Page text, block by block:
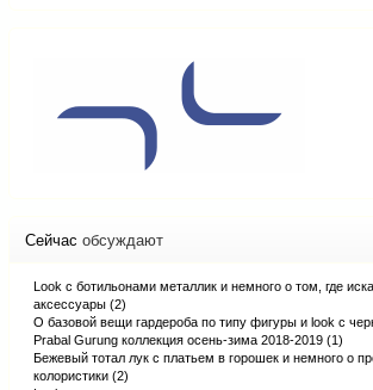
Сейчас обсуждают
Look с ботильонами металлик и немного о том, где
аксессуары (2)
О базовой вещи гардероба по типу фигуры и look с
Prabal Gurung коллекция осень-зима 2018-2019 (1)
Бежевый тотал лук с платьем в горошек и немного о
колористики (2)